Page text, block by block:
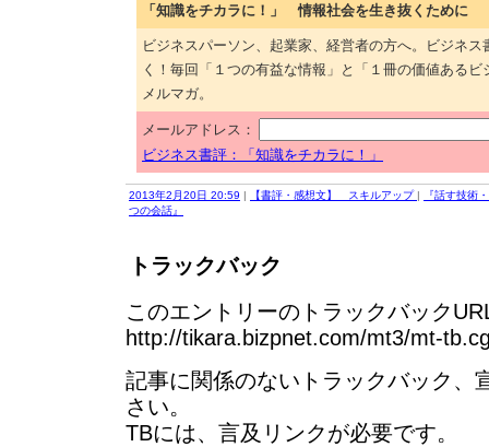
「知識をチカラに！」 情報社会を生き抜くために
ビジネスパーソン、起業家、経営者の方へ。ビジネ
く！毎回「１つの有益な情報」と「１冊の価値ある
メルマガ。
メールアドレス：
ビジネス書評：「知識をチカラに！」
2013年2月20日 20:59 | 【書評・感想文】 スキルアップ |
『話す技術
つの会話』
トラックバック
このエントリーのトラックバック
http://tikara.bizpnet.com/mt3/mt-
記事に関係のないトラックバック、
さい。
TBには、言及リンクが必要です。